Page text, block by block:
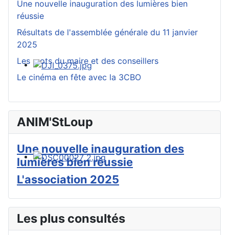
Une nouvelle inauguration des lumières bien
réussie
Résultats de l'assemblée générale du 11 janvier
2025
Les mots du maire et des conseillers
Le cinéma en fête avec la 3CBO
ANIM'StLoup
Une nouvelle inauguration des
lumières bien réussie
L'association 2025
Les plus consultés